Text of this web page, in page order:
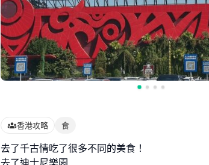
香港攻略 食
去了千古情吃了很多不同的美食！